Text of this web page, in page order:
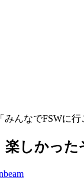
「みんなでFSWに
楽しかった